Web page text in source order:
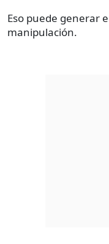
Eso puede generar
manipulación.